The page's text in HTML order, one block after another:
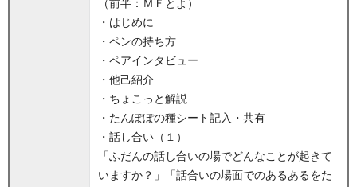
（前半：ＭＦとよ）
・はじめに
・ペンの持ち方
・ペアインタビュー
・他己紹介
・ちょこっと解説
・たんぽぽの種シート記入・共有
・話し合い（１）
「ふだんの話し合いの場でどんなことが起きて
いますか？」「話合いの場面でのあるあるをた